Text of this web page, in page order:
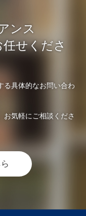
ンス
せくださ
る具体的なお問い合わ
お気軽にご相談くださ